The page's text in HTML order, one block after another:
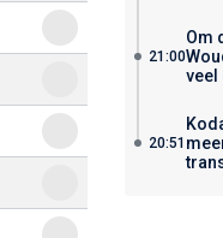
21:00
Om
veel
20:51